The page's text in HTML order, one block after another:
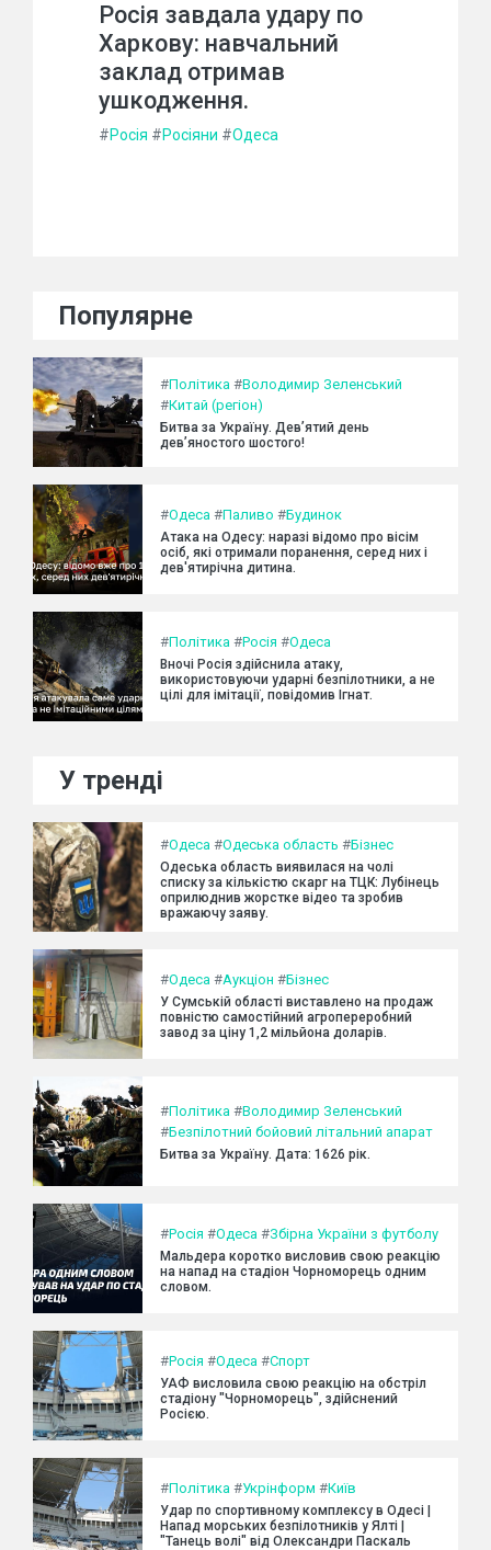
Росія завдала удару по
Харкову: навчальний
заклад отримав
ушкодження.
#Росія #Росіяни #Одеса
Популярне
#Політика #Володимир Зеленський
#Китай (регіон)
Битва за Україну. Дев’ятий день
дев’яностого шостого!
#Одеса #Паливо #Будинок
Атака на Одесу: наразі відомо про вісім
осіб, які отримали поранення, серед них і
дев'ятирічна дитина.
#Політика #Росія #Одеса
Вночі Росія здійснила атаку,
використовуючи ударні безпілотники, а не
цілі для імітації, повідомив Ігнат.
У тренді
#Одеса #Одеська область #Бізнес
Одеська область виявилася на чолі
списку за кількістю скарг на ТЦК: Лубінець
оприлюднив жорстке відео та зробив
вражаючу заяву.
#Одеса #Аукціон #Бізнес
У Сумській області виставлено на продаж
повністю самостійний агропереробний
завод за ціну 1,2 мільйона доларів.
#Політика #Володимир Зеленський
#Безпілотний бойовий літальний апарат
Битва за Україну. Дата: 1626 рік.
#Росія #Одеса #Збірна України з футболу
Мальдера коротко висловив свою реакцію
на напад на стадіон Чорноморець одним
словом.
#Росія #Одеса #Спорт
УАФ висловила свою реакцію на обстріл
стадіону "Чорноморець", здійснений
Росією.
#Політика #Укрінформ #Київ
Удар по спортивному комплексу в Одесі |
Напад морських безпілотників у Ялті |
"Танець волі" від Олександри Паскаль